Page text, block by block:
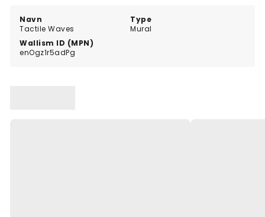
Navn
Tactile Waves
Type
Mural
Wallism ID (MPN)
enOgz1r5adPg